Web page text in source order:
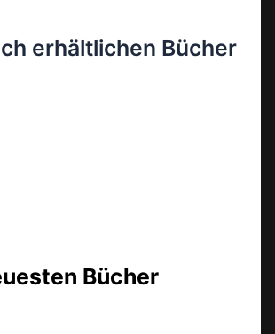
erhältlichen Bücher
Bücher